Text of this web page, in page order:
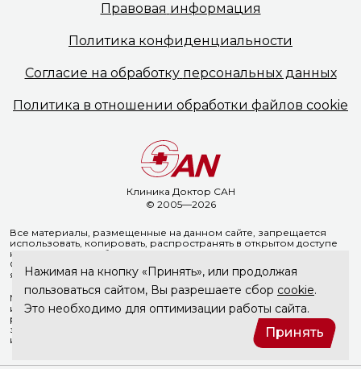
Клиника Доктор САН
© 2005—2026
Правовая информация
Политика конфиденциальности
Согласие на обработку персональных данных
Политика в отношении обработки файлов cookie
Все материалы, размещенные на данном сайте, запрещается
использовать, копировать, распространять в открытом доступе
на иных ресурсах без предварительного письменного согласия
ООО «Доктор Сан». Указание ссылки на источник информации
является обязательным.
Материалы, размещенные на данной странице, носят
информационный характер и не являются медицинскими
рекомендациями. ООО «Доктор Сан» не несёт ответственности
за возможные негативные последствия, возникшие в результате
использования информации, размещенной на сайте doctorsan.ru.
Нажимая на кнопку «Принять», или продолжая
пользоваться сайтом, Вы разрешаете сбор cookie.
Это необходимо для оптимизации работы сайта.
Принять